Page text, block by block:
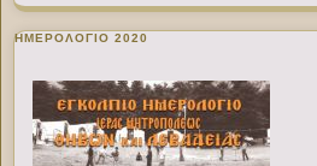
ΗΜΕΡΟΛΟΓΙΟ 2020